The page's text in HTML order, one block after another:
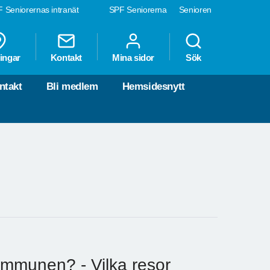
SPF Seniorerna Senioren
Seniorernas intranät
Kontakt Mina sidor Sök
Bli medlem Hemsidesnytt
- Vilka resor